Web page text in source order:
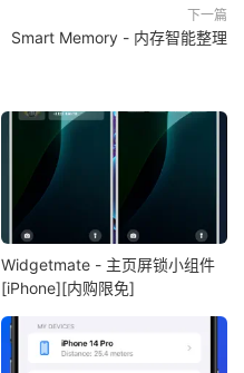
下一篇
Smart Memory - 内存智能整理
Widgetmate - 主页屏锁小组件
[iPhone][内购限免]